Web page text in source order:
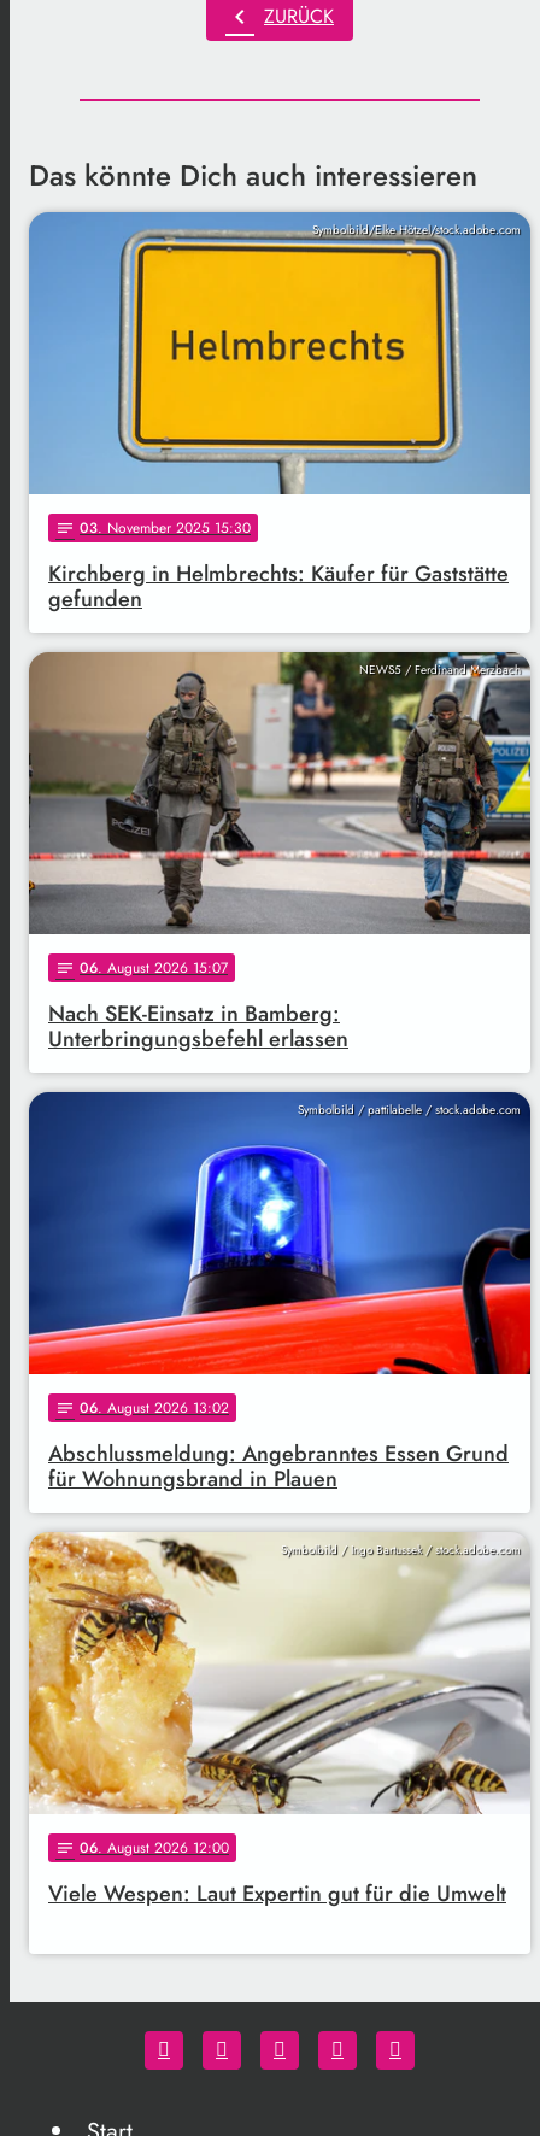
chevron_left ZURÜCK
Das könnte Dich auch interessieren
Symbolbild/Elke Hötzel/stock.adobe.com
notes 03. November 2025 15:30
Kirchberg in Helmbrechts: Käufer für Gaststätte
gefunden
NEWS5 / Ferdinand Merzbach
notes 06. August 2026 15:07
Nach SEK-Einsatz in Bamberg:
Unterbringungsbefehl erlassen
Symbolbild / pattilabelle / stock.adobe.com
notes 06. August 2026 13:02
Abschlussmeldung: Angebranntes Essen Grund
für Wohnungsbrand in Plauen
Symbolbild / Ingo Bartussek / stock.adobe.com
notes 06. August 2026 12:00
Viele Wespen: Laut Expertin gut für die Umwelt